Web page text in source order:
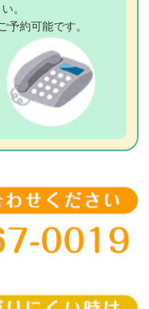
。
約可能です。